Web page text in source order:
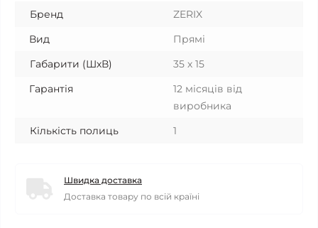
Бренд
ZERIX
Вид
Прямі
Габарити (ШхВ)
35 х 15
Гарантія
12 місяців від
виробника
Кількість полиць
1
Швидка доставка
Доставка товару по всій країні